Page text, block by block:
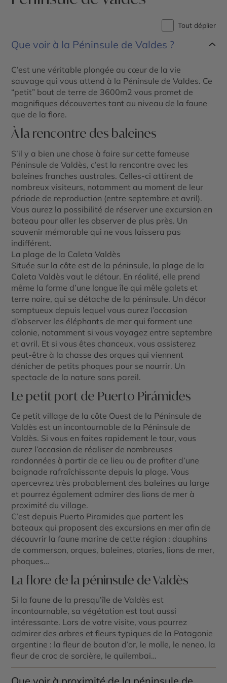
Tout déplier
Que voir à la Péninsule de Valdes ?
C’est une véritable plongée au cœur de la vie
sauvage qui vous attend à la Péninsule de Valdes. Ce
“petit” bout de terre de 3600m2 vous promet de
magnifiques découvertes tant au niveau de la faune
que de la flore.
À la rencontre des baleines
S’il y a bien une chose à faire sur cette fameuse
Péninsule de Valdès, c’est la rencontre avec les
baleines franches australes. Celles-ci attirent de
nombreux visiteurs, notamment au moment de leur
période de reproduction (entre septembre et avril).
Vous aurez la possibilité de réserver une excursion en
bateau pour aller les observer de plus près. Un
souvenir mémorable qui ne vous laissera pas
indifférent.
La plage de la Caleta Valdès
Située sur la côte est de la péninsule, la plage de la
Caleta Valdès vaut le détour. En réalité, elle prend
même la forme d’une longue île qui mêle galets et
terre noire, qui se détache de la péninsule. Un décor
somptueux depuis lequel vous aurez l’occasion
d’observer les éléphants de mer qui forment une
colonie, notamment si vous voyagez entre septembre
et avril. Et si vous êtes chanceux, vous assisterez
peut-être à la chasse des orques qui viennent
dénicher de petits phoques pour se nourrir. Un
spectacle de la nature sans pareil.
Le petit port de Puerto Pirámides
Ce petit village de la côte Ouest de la Péninsule de
Valdès est un incontournable de la Péninsule de
Valdès. Si vous en faites rapidement le tour, vous
aurez l’occasion de réaliser de nombreuses
randonnées à partir de ce lieu ou de profiter d’une
baignade rafraîchissante depuis la plage. Vous
apercevrez très probablement des baleines au large
et pourrez également admirer des lions de mer à
proximité du village.
C’est depuis Puerto Piramides que partent les
bateaux qui proposent des excursions en mer afin de
découvrir la faune marine de cette région : dauphins
de commerson, orques, baleines, otaries, lions de mer,
phoques…
La flore de la péninsule de Valdès
Si la faune de la presqu’île de Valdès est
incontournable, sa végétation est tout aussi
intéressante. Lors de votre visite, vous pourrez
admirer des arbres et fleurs typiques de la Patagonie
argentine : la fleur de bouton d’or, le molle, le neneo, la
fleur de croc de sorcière, le quilembai…